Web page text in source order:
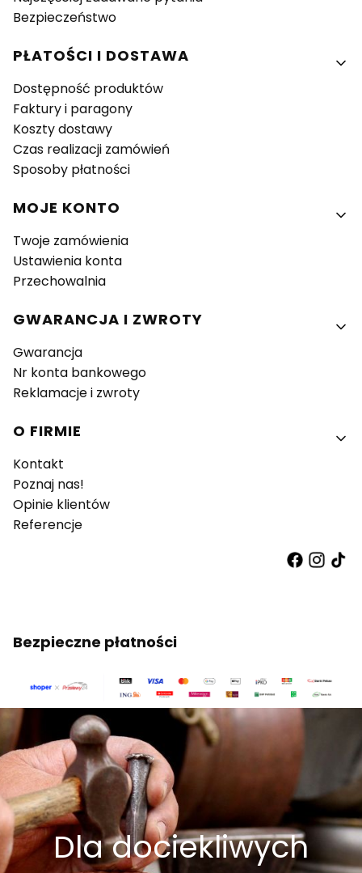
Bezpieczeństwo
PŁATOŚCI I DOSTAWA
Dostępność produktów
Faktury i paragony
Koszty dostawy
Czas realizacji zamówień
Sposoby płatności
MOJE KONTO
Twoje zamówienia
Ustawienia konta
Przechowalnia
GWARANCJA I ZWROTY
Gwarancja
Nr konta bankowego
Reklamacje i zwroty
O FIRMIE
Kontakt
Poznaj nas!
Opinie klientów
Referencje
Bezpieczne płatności
Dla dociekliwych